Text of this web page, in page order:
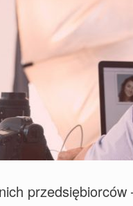
przedsiębiorców